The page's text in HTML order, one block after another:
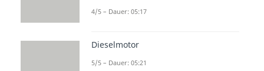
4/5 – Dauer: 05:17
Dieselmotor
5/5 – Dauer: 05:21